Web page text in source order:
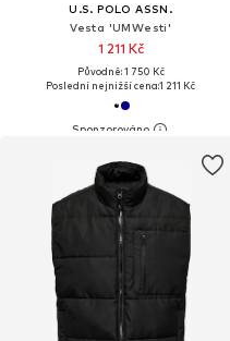
U.S. POLO ASSN.
Vesta 'UMWesti'
1 211 Kč
Původně: 1 750 Kč
Poslední nejnižší cena:1 211 Kč